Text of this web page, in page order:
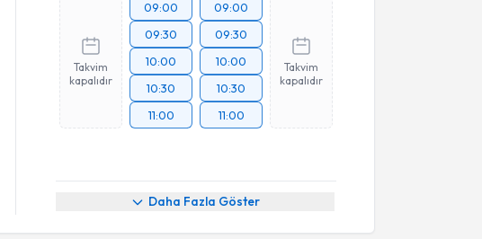
Takvim
kapalıdır
09:00
09:30
10:00
10:30
11:00
09:00
09:30
10:00
10:30
11:00
Takvim
kapalıdır
Daha Fazla Göster